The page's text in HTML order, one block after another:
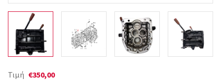
Τιμή €350,00